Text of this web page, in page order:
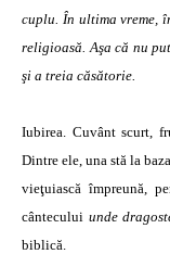
cuplu. În ultima vreme,
religioasă. Aşa că nu
şi a treia căsătorie.
Iubirea. Cuvânt scurt,
Dintre ele, una stă la
vieţuiască împreună,
cântecului unde
biblică.